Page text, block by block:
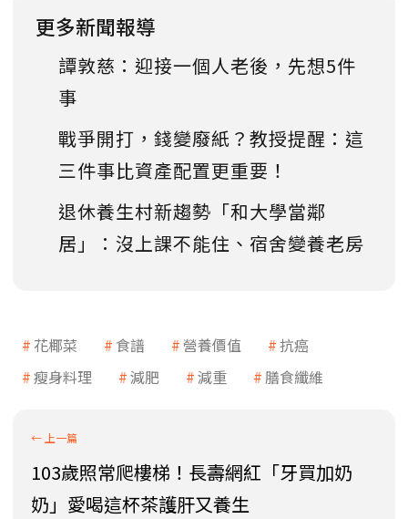
更多新聞報導
譚敦慈：迎接一個人老後，先想5件
事
戰爭開打，錢變廢紙？教授提醒：這
三件事比資產配置更重要！
退休養生村新趨勢「和大學當鄰
居」：沒上課不能住、宿舍變養老房
花椰菜 食譜 營養價值
抗癌
瘦身料理
減肥 減重 膳食纖維
103歲照常爬樓梯！長壽網紅「牙買加奶
奶」愛喝這杯茶護肝又養生